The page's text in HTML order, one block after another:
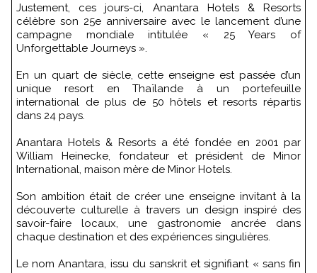
Justement, ces jours-ci, Anantara Hotels & Resorts
célèbre son 25e anniversaire avec le lancement d’une
campagne mondiale intitulée « 25 Years of
Unforgettable Journeys ».
En un quart de siècle, cette enseigne est passée d’un
unique resort en Thaïlande à un portefeuille
international de plus de 50 hôtels et resorts répartis
dans 24 pays.
Anantara Hotels & Resorts a été fondée en 2001 par
William Heinecke, fondateur et président de Minor
International, maison mère de Minor Hotels.
Son ambition était de créer une enseigne invitant à la
découverte culturelle à travers un design inspiré des
savoir-faire locaux, une gastronomie ancrée dans
chaque destination et des expériences singulières.
Le nom Anantara, issu du sanskrit et signifiant « sans fin